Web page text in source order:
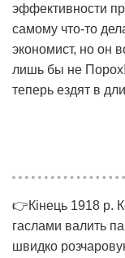
эффективности
самому что-то
экономист, но он
лишь бы не
теперь ездят в
👉Кінець 1918 р.
гаслами валить
швидко